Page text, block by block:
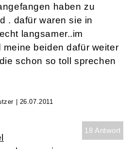
haben zu
. dafür waren sie in
langsamer..im
meine beiden dafür weiter
schon so toll sprechen
| 26.07.2011
18 Antwort